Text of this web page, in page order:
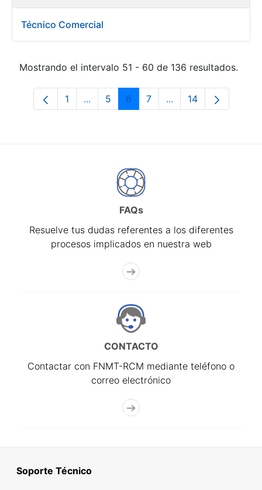
Técnico Comercial
Mostrando el intervalo 51 - 60 de 136 resultados.
Página
1 ...Páginas intermedias Use TAB para
Página
5 Página
6 Página
7 ...Páginas intermedias
Página
14
FAQs
Resuelve tus dudas referentes a los diferentes
procesos implicados en nuestra web
CONTACTO
Contactar con FNMT-RCM mediante teléfono o
correo electrónico
Soporte Técnico